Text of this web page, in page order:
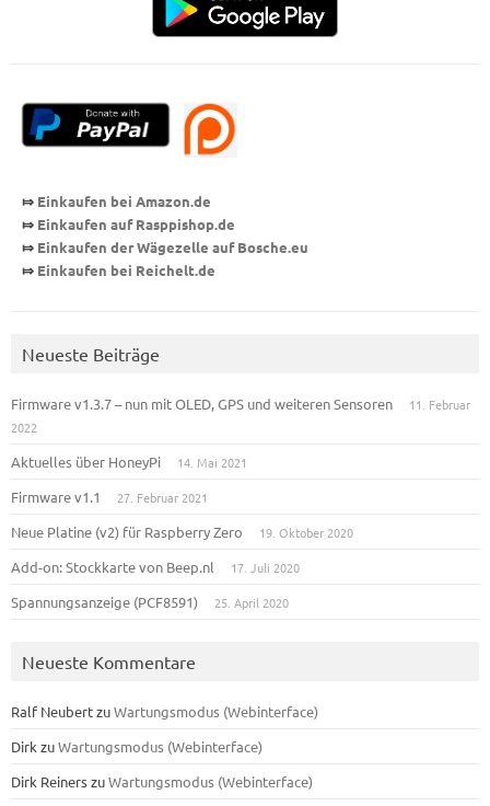
⤇ Einkaufen bei Amazon.de
⤇ Einkaufen auf Rasppishop.de
⤇ Einkaufen der Wägezelle auf Bosche.eu
⤇ Einkaufen bei Reichelt.de
Neueste Beiträge
Firmware v1.3.7 – nun mit OLED, GPS und weiteren Sensoren
11. Februar
2022
Aktuelles über HoneyPi 14. Mai 2021
Firmware v1.1 27. Februar 2021
Neue Platine (v2) für Raspberry Zero 19. Oktober 2020
Add-on: Stockkarte von Beep.nl 17. Juli 2020
Spannungsanzeige (PCF8591) 25. April 2020
Neueste Kommentare
Ralf NeubertzuWartungsmodus (Webinterface)
Dirk zuWartungsmodus (Webinterface)
Dirk ReinerszuWartungsmodus (Webinterface)